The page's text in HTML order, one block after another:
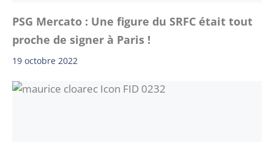
PSG Mercato : Une figure du SRFC était tout
proche de signer à Paris !
19 octobre 2022